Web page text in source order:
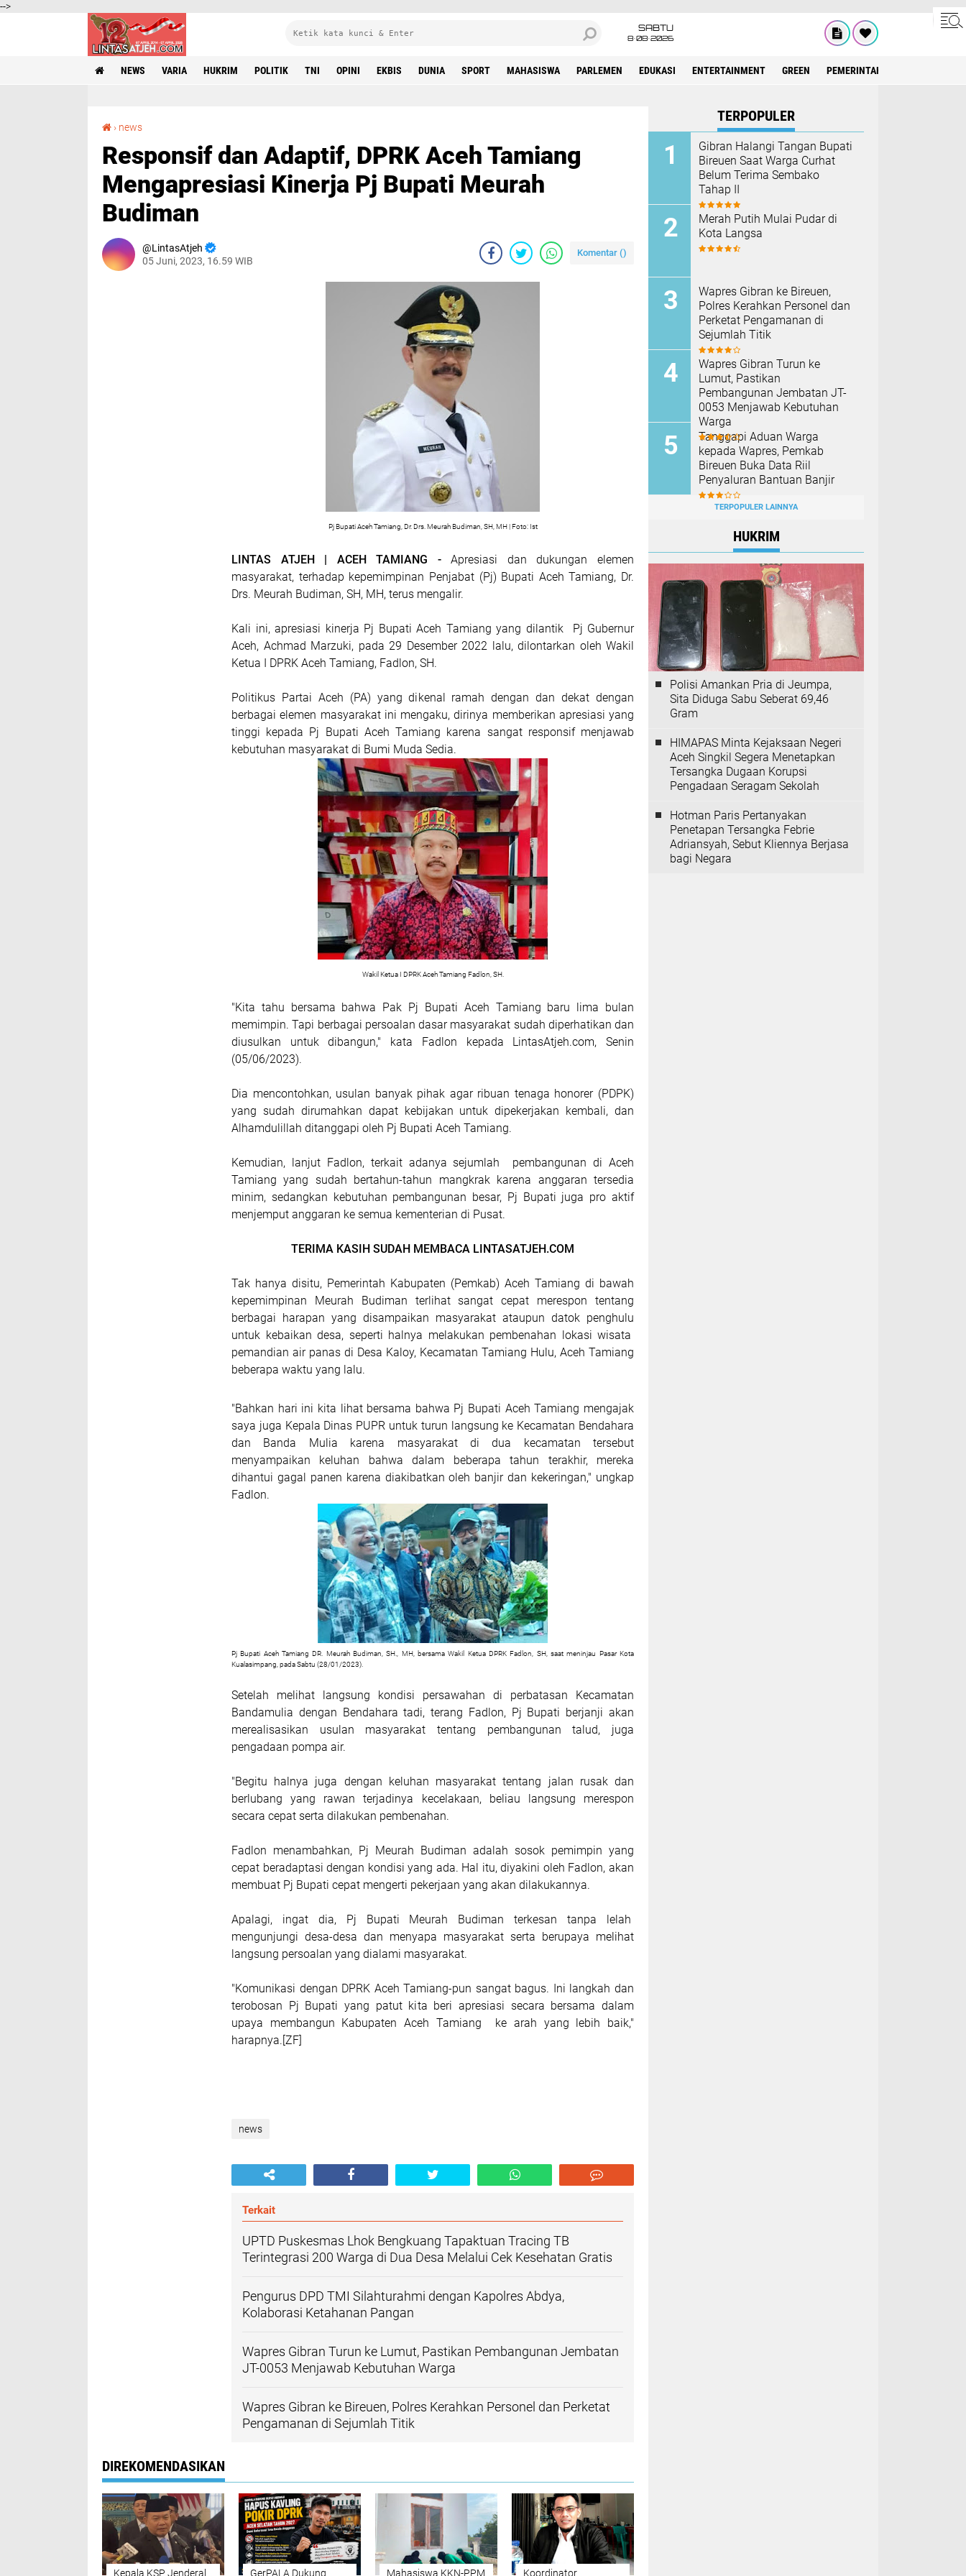
-->
SABTU
8•08•2026
NEWS VARIA HUKRIM POLITIK TNI OPINI EKBIS DUNIA SPORT MAHASISWA PARLEMEN EDUKASI ENTERTAINMENT GREEN PEMERINTAH ACEH
› news
Responsif dan Adaptif, DPRK Aceh Tamiang
Mengapresiasi Kinerja Pj Bupati Meurah
Budiman
LintasAtjeh
05 Juni, 2023, 16.59 WIB
Komentar ()
Pj Bupati Aceh Tamiang, Dr. Drs. Meurah Budiman, SH, MH | Foto: Ist
LINTAS ATJEH | ACEH TAMIANG -Apresiasi dan dukungan elemen
masyarakat, terhadap kepemimpinan Penjabat (Pj) Bupati Aceh Tamiang, Dr.
Drs. Meurah Budiman, SH, MH, terus mengalir.
Kali ini, apresiasi kinerja Pj Bupati Aceh Tamiang yang dilantik Pj Gubernur
Aceh, Achmad Marzuki, pada 29 Desember 2022 lalu, dilontarkan oleh Wakil
Ketua I DPRK Aceh Tamiang, Fadlon, SH.
Politikus Partai Aceh (PA) yang dikenal ramah dengan dan dekat dengan
berbagai elemen masyarakat ini mengaku, dirinya memberikan apresiasi yang
tinggi kepada Pj Bupati Aceh Tamiang karena sangat responsif menjawab
kebutuhan masyarakat di Bumi Muda Sedia.
Wakil Ketua I DPRK Aceh Tamiang Fadlon, SH.
"Kita tahu bersama bahwa Pak Pj Bupati Aceh Tamiang baru lima bulan
memimpin. Tapi berbagai persoalan dasar masyarakat sudah diperhatikan dan
diusulkan untuk dibangun," kata Fadlon kepada LintasAtjeh.com, Senin
(05/06/2023).
Dia mencontohkan, usulan banyak pihak agar ribuan tenaga honorer (PDPK)
yang sudah dirumahkan dapat kebijakan untuk dipekerjakan kembali, dan
Alhamdulillah ditanggapi oleh Pj Bupati Aceh Tamiang.
Kemudian, lanjut Fadlon, terkait adanya sejumlah pembangunan di Aceh
Tamiang yang sudah bertahun-tahun mangkrak karena anggaran tersedia
minim, sedangkan kebutuhan pembangunan besar, Pj Bupati juga pro aktif
menjemput anggaran ke semua kementerian di Pusat.
TERIMA KASIH SUDAH MEMBACA LINTASATJEH.COM
Tak hanya disitu, Pemerintah Kabupaten (Pemkab) Aceh Tamiang di bawah
kepemimpinan Meurah Budiman terlihat sangat cepat merespon tentang
berbagai harapan yang disampaikan masyarakat ataupun datok penghulu
untuk kebaikan desa, seperti halnya melakukan pembenahan lokasi wisata
pemandian air panas di Desa Kaloy, Kecamatan Tamiang Hulu, Aceh Tamiang
beberapa waktu yang lalu.
"Bahkan hari ini kita lihat bersama bahwa Pj Bupati Aceh Tamiang mengajak
saya juga Kepala Dinas PUPR untuk turun langsung ke Kecamatan Bendahara
dan Banda Mulia karena masyarakat di dua kecamatan tersebut
menyampaikan keluhan bahwa dalam beberapa tahun terakhir, mereka
dihantui gagal panen karena diakibatkan oleh banjir dan kekeringan," ungkap
Fadlon.
Pj Bupati Aceh Tamiang DR. Meurah Budiman, SH., MH, bersama Wakil Ketua DPRK Fadlon, SH, saat meninjau Pasar Kota
Kualasimpang, pada Sabtu (28/01/2023).
Setelah melihat langsung kondisi persawahan di perbatasan Kecamatan
Bandamulia dengan Bendahara tadi, terang Fadlon, Pj Bupati berjanji akan
merealisasikan usulan masyarakat tentang pembangunan talud, juga
pengadaan pompa air.
"Begitu halnya juga dengan keluhan masyarakat tentang jalan rusak dan
berlubang yang rawan terjadinya kecelakaan, beliau langsung merespon
secara cepat serta dilakukan pembenahan.
Fadlon menambahkan, Pj Meurah Budiman adalah sosok pemimpin yang
cepat beradaptasi dengan kondisi yang ada. Hal itu, diyakini oleh Fadlon, akan
membuat Pj Bupati cepat mengerti pekerjaan yang akan dilakukannya.
Apalagi, ingat dia, Pj Bupati Meurah Budiman terkesan tanpa lelah
mengunjungi desa-desa dan menyapa masyarakat serta berupaya melihat
langsung persoalan yang dialami masyarakat.
"Komunikasi dengan DPRK Aceh Tamiang-pun sangat bagus. Ini langkah dan
terobosan Pj Bupati yang patut kita beri apresiasi secara bersama dalam
upaya membangun Kabupaten Aceh Tamiang ke arah yang lebih baik,"
harapnya.[ZF]
news
Terkait
UPTD Puskesmas Lhok Bengkuang Tapaktuan ‎Tracing TB
Terintegrasi 200 Warga di Dua Desa Melalui Cek Kesehatan Gratis
Pengurus DPD TMI Silahturahmi dengan Kapolres Abdya,
Kolaborasi Ketahanan Pangan
Wapres Gibran Turun ke Lumut, Pastikan Pembangunan Jembatan
JT-0053 Menjawab Kebutuhan Warga
Wapres Gibran ke Bireuen, Polres Kerahkan Personel dan Perketat
Pengamanan di Sejumlah Titik
DIREKOMENDASIKAN
Kepala KSP Jenderal GerPALA Dukung Mahasiswa KKN-PPM Koordinator
TERPOPULER
Gibran Halangi Tangan Bupati
Bireuen Saat Warga Curhat
Belum Terima Sembako
Tahap II
Merah Putih Mulai Pudar di
Kota Langsa
Wapres Gibran ke Bireuen,
Polres Kerahkan Personel dan
Perketat Pengamanan di
Sejumlah Titik
Wapres Gibran Turun ke
Lumut, Pastikan
Pembangunan Jembatan JT-
0053 Menjawab Kebutuhan
Warga
Tanggapi Aduan Warga
kepada Wapres, Pemkab
Bireuen Buka Data Riil
Penyaluran Bantuan Banjir
TERPOPULER LAINNYA
HUKRIM
Polisi Amankan Pria di Jeumpa,
Sita Diduga Sabu Seberat 69,46
Gram
HIMAPAS Minta Kejaksaan Negeri
Aceh Singkil Segera Menetapkan
Tersangka Dugaan Korupsi
Pengadaan Seragam Sekolah
Hotman Paris Pertanyakan
Penetapan Tersangka Febrie
Adriansyah, Sebut Kliennya Berjasa
bagi Negara